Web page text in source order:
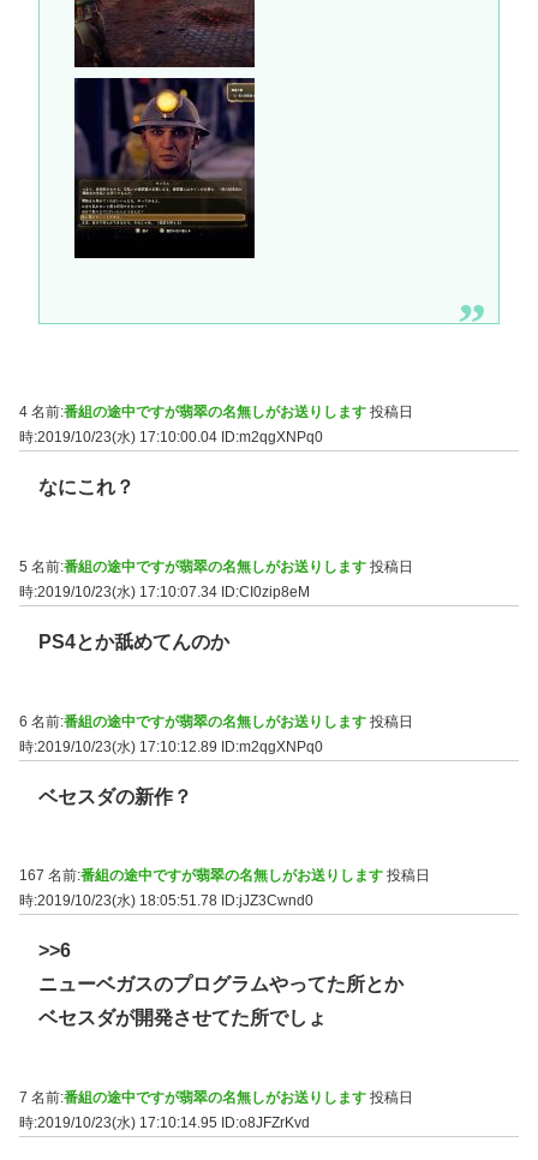
4 名前:番組の途中ですが翡翠の名無しがお送りします 投稿日
時:2019/10/23(水) 17:10:00.04 ID:m2qgXNPq0
なにこれ？
5 名前:番組の途中ですが翡翠の名無しがお送りします 投稿日
時:2019/10/23(水) 17:10:07.34 ID:CI0zip8eM
PS4とか舐めてんのか
6 名前:番組の途中ですが翡翠の名無しがお送りします 投稿日
時:2019/10/23(水) 17:10:12.89 ID:m2qgXNPq0
ベセスダの新作？
167 名前:番組の途中ですが翡翠の名無しがお送りします 投稿日
時:2019/10/23(水) 18:05:51.78 ID:jJZ3Cwnd0
>>6
ニューベガスのプログラムやってた所とか
ベセスダが開発させてた所でしょ
7 名前:番組の途中ですが翡翠の名無しがお送りします 投稿日
時:2019/10/23(水) 17:10:14.95 ID:o8JFZrKvd